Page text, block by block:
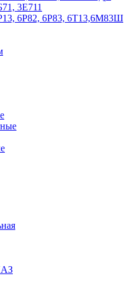
3Е711
6Р82, 6Р83, 6Т13,6М83Ш